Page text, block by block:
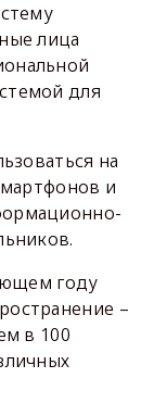
лица
для
на
и
году
–
в 100